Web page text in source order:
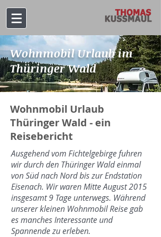
Wohnmobil Urlaub im
Thüringer Wald
Wohnmobil Urlaub
Thüringer Wald - ein
Reisebericht
Ausgehend vom Fichtelgebirge fuhren
wir durch den Thüringer Wald einmal
von Süd nach Nord bis zur Endstation
Eisenach. Wir waren Mitte August 2015
insgesamt 9 Tage unterwegs. Während
unserer kleinen Wohnmobil Reise gab
es manches Interessante und
Spannendezu erleben.